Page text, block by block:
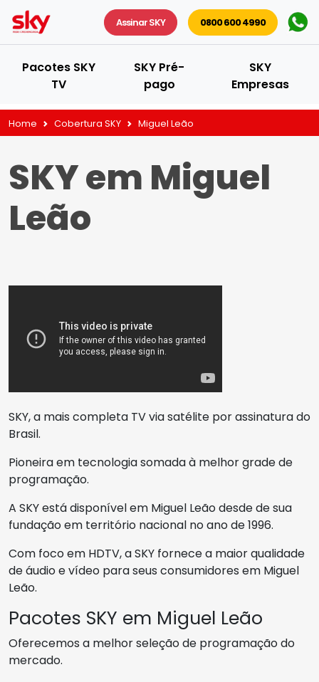
Assinar SKY 0800 600 4990
Pacotes SKY
TV
SKY Pré-
pago
SKY
Empresas
Home Cobertura SKY Miguel Leão
SKY em Miguel
Leão
SKY, a mais completa TV via satélite por assinatura do
Brasil.
Pioneira em tecnologia somada à melhor grade de
programação.
A SKY está disponível em Miguel Leão desde de sua
fundação em território nacional no ano de 1996.
Com foco em HDTV, a SKY fornece a maior qualidade
de áudio e vídeo para seus consumidores em Miguel
Leão.
Pacotes SKY em Miguel Leão
Oferecemos a melhor seleção de programação do
mercado.